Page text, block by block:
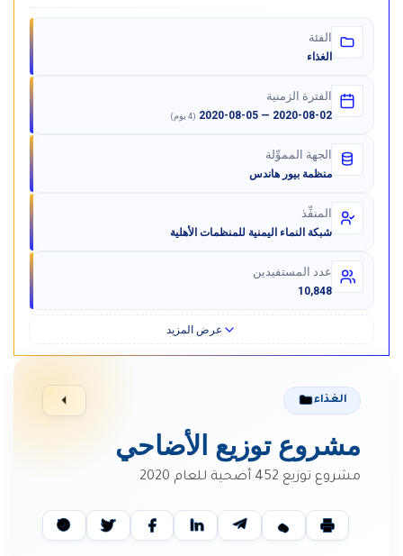
الفئة
الغذاء
الفترة الزمنية
2020-08-02 — 2020-08-05 (4 يوم)
الجهة المموِّلة
منظمة بيور هاندس
المنفِّذ
شبكة النماء اليمنية للمنظمات الأهلية
عدد المستفيدين
10,848
عرض المزيد
الغذاء
مشروع توزيع الأضاحي
مشروع توزيع 452 أضحية للعام 2020